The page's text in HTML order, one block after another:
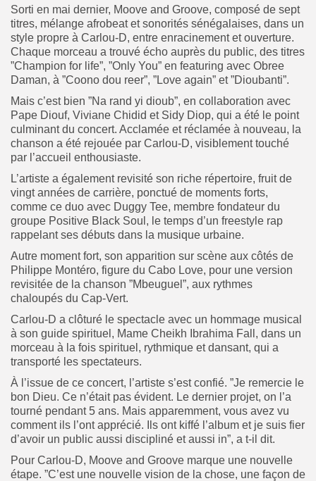
Sorti en mai dernier, Moove and Groove, composé de sept
titres, mélange afrobeat et sonorités sénégalaises, dans un
style propre à Carlou-D, entre enracinement et ouverture.
Chaque morceau a trouvé écho auprès du public, des titres
”Champion for life”, ”Only You” en featuring avec Obree
Daman, à ”Coono dou reer”, ”Love again” et ”Dioubanti”.
Mais c’est bien ”Na rand yi dioub”, en collaboration avec
Pape Diouf, Viviane Chidid et Sidy Diop, qui a été le point
culminant du concert. Acclamée et réclamée à nouveau, la
chanson a été rejouée par Carlou-D, visiblement touché
par l’accueil enthousiaste.
L’artiste a également revisité son riche répertoire, fruit de
vingt années de carrière, ponctué de moments forts,
comme ce duo avec Duggy Tee, membre fondateur du
groupe Positive Black Soul, le temps d’un freestyle rap
rappelant ses débuts dans la musique urbaine.
Autre moment fort, son apparition sur scène aux côtés de
Philippe Montéro, figure du Cabo Love, pour une version
revisitée de la chanson ”Mbeuguel”, aux rythmes
chaloupés du Cap-Vert.
Carlou-D a clôturé le spectacle avec un hommage musical
à son guide spirituel, Mame Cheikh Ibrahima Fall, dans un
morceau à la fois spirituel, rythmique et dansant, qui a
transporté les spectateurs.
À l’issue de ce concert, l’artiste s’est confié. ”Je remercie le
bon Dieu. Ce n’était pas évident. Le dernier projet, on l’a
tourné pendant 5 ans. Mais apparemment, vous avez vu
comment ils l’ont apprécié. Ils ont kiffé l’album et je suis fier
d’avoir un public aussi discipliné et aussi in”, a t-il dit.
Pour Carlou-D, Moove and Groove marque une nouvelle
étape. ”C’est une nouvelle vision de la chose, une façon de